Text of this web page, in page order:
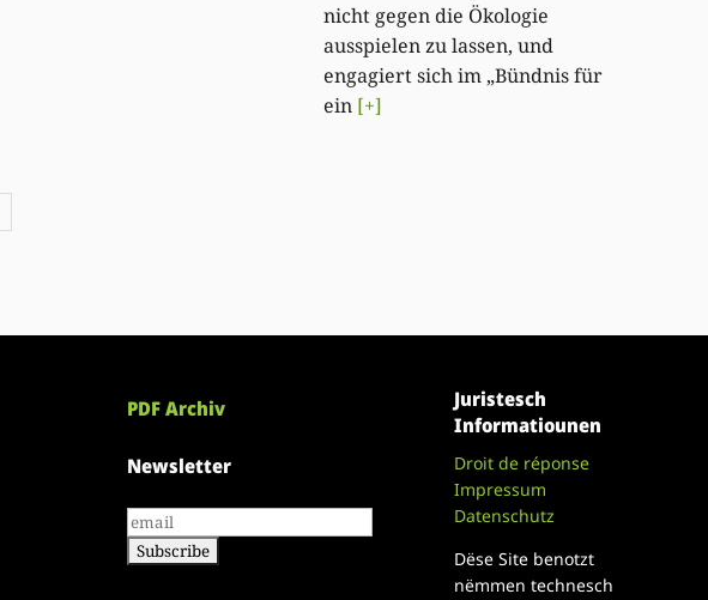
nicht gegen die Ökologie
ausspielen zu lassen, und
engagiert sich im „Bündnis für
ein [+]
PDF Archiv
Newsletter
Juristesch
Informatiounen
Droit de réponse
Impressum
Datenschutz
Dëse Site benotzt
nëmmen technesch